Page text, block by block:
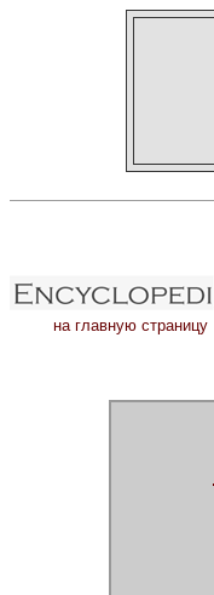
на главную страницу